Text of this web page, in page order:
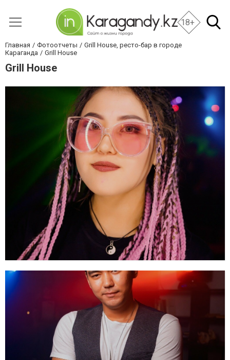
18+
Главная Фотоотчеты
Grill House, ресто-бар в городе
Караганда
Grill House
Grill House